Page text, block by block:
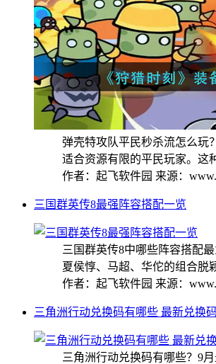
弹壳特攻队平民秒杀流怎么玩
适合资源有限的平民玩家。这
作者：起飞软件园 来源：
三国群英传8最强阵容搭配一览
三国群英传8中哪些阵容搭配
夏侯惇、马超、华佗的组合脱
作者：起飞软件园 来源：
三角洲行动兑换码有哪些 最新兑换
三角洲行动兑换码有哪些？9